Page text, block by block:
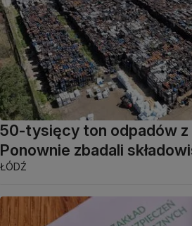
50-tysięcy ton odpadów z
Ponownie zbadali
ŁÓDŹ